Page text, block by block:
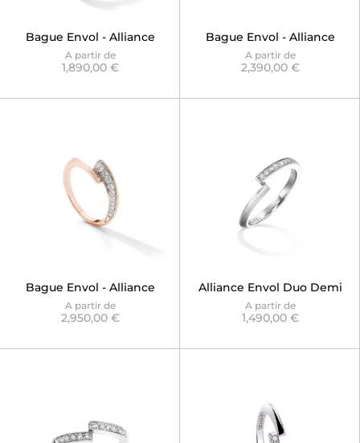
Bague Envol - Alliance
Semi-pavée
A partir de
1,890,00 €
Bague Envol - Alliance
pavée
A partir de
2,390,00 €
Bague Envol - Alliance
pavée Rose Gold
A partir de
2,950,00 €
Alliance Envol Duo Demi
pour Solitaire
A partir de
1,490,00 €